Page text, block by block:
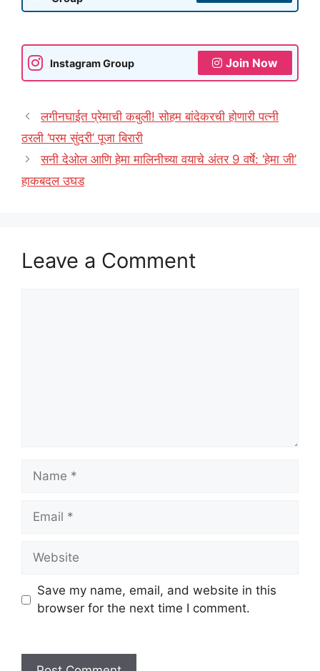
Instagram Group Join Now
लगीनघाईत प्रेमाची कबुली! सोहम बांदेकरची होणारी पत्नी
ठरली ‘परम सुंदरी’ पूजा बिरारी
सनी देओल आणि हेमा मालिनीच्या वयाचे अंतर 9 वर्षे: ‘हेमा जी’
हाकबदल उघड
Leave a Comment
Name
Email
Website
Save my name, email, and website in this
browser for the next time I comment.